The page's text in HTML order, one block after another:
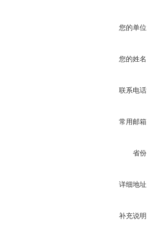
您的单位
您的姓名
联系电话
常用邮箱
省份
详细地址
补充说明